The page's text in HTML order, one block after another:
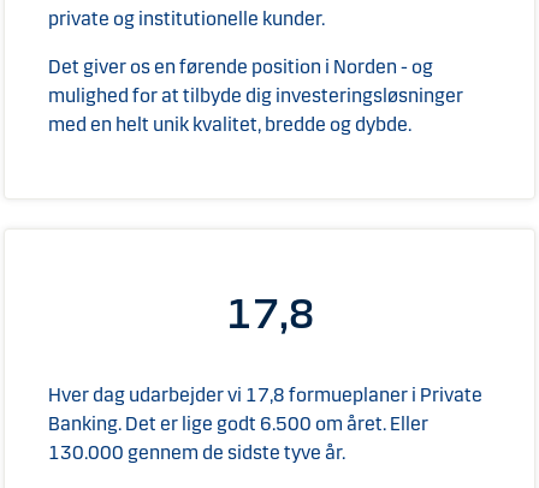
private og institutionelle kunder.
Det giver os en førende position i Norden - og
mulighed for at tilbyde dig investeringsløsninger
med en helt unik kvalitet, bredde og dybde.
17,8
Hver dag udarbejder vi 17,8 formueplaner i Private
Banking. Det er lige godt 6.500 om året. Eller
130.000 gennem de sidste tyve år.